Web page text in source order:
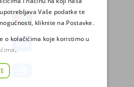
Vaše podatke te
kliknite na Postavke.
o kolačićima koje koristimo u
.